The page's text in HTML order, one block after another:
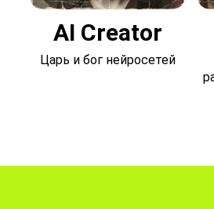
AI Creator
Царь и бог нейросетей